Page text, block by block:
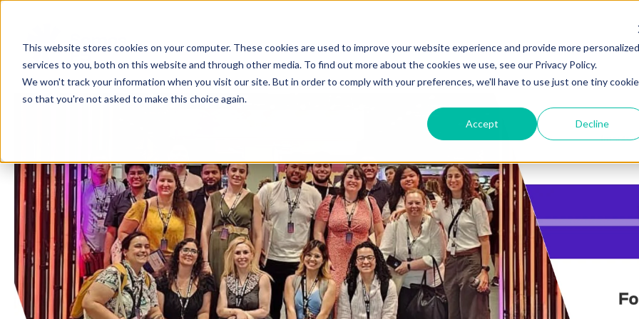
This website stores cookies on your computer. These cookies are used to improve your website experience and provide more personalized
services to you, both on this website and through other media. To find out more about the cookies we use, see our Privacy Policy.
We won't track your information when you visit our site. But in order to comply with your preferences, we'll have to use just one tiny cookie
so that you're not asked to make this choice again.
Accept Decline